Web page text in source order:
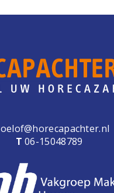
T 06-15048789